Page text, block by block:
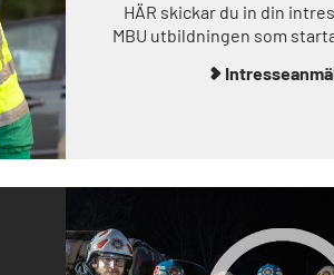
HÄR skickar du in din
MBU utbildningen som